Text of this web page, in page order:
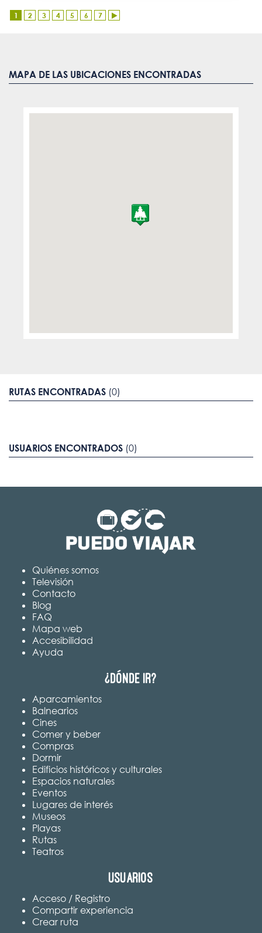
1 2 3 4 5 6 7
MAPA DE LAS UBICACIONES ENCONTRADAS
RUTAS ENCONTRADAS (0)
USUARIOS ENCONTRADOS (0)
Quiénes somos
Televisión
Contacto
Blog
FAQ
Mapa web
Accesibilidad
Ayuda
¿Dónde ir?
Aparcamientos
Balnearios
Cines
Comer y beber
Compras
Dormir
Edificios históricos y culturales
Espacios naturales
Eventos
Lugares de interés
Museos
Playas
Rutas
Teatros
Usuarios
Acceso / Registro
Compartir experiencia
Crear ruta